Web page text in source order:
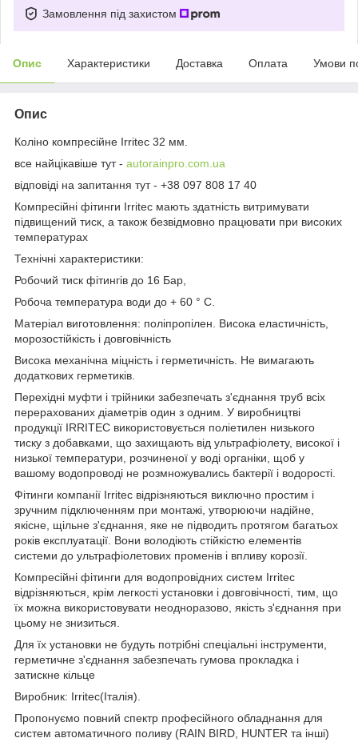
Замовлення під захистом
Опис Характеристики Доставка Оплата Умови
Опис
Коліно компресійне Irritec 32 мм.
все найцікавіше тут - autorainpro.com.ua
відповіді на запитання тут - +38 097 808 17 40
Компресійні фітинги Irritec мають здатність витримувати
підвищений тиск, а також безвідмовно працювати при високих
температурах
Технічні характеристики:
Робочий тиск фітингів до 16 Бар,
Робоча температура води до + 60 ° С.
Матеріал виготовлення: поліпропілен. Висока еластичність,
морозостійкість і довговічність
Висока механічна міцність і герметичність. Не вимагають
додаткових герметиків.
Перехідні муфти і трійники забезпечать з'єднання труб всіх
перерахованих діаметрів один з одним. У виробництві
продукції IRRITEC використовується поліетилен низького
тиску з добавками, що захищають від ультрафіолету, високої і
низької температури, розчиненої у воді органіки, щоб у
вашому водопроводі не розмножувались бактерії і водорості.
Фітинги компанії Irritec відрізняються виключно простим і
зручним підключенням при монтажі, утворюючи надійне,
якісне, щільне з'єднання, яке не підводить протягом багатьох
років експлуатації. Вони володіють стійкістю елементів
системи до ультрафіолетових променів і впливу корозії.
Компресійні фітинги для водопровідних систем Irritec
відрізняються, крім легкості установки і довговічності, тим, що
їх можна використовувати неодноразово, якість з'єднання при
цьому не знизиться.
Для їх установки не будуть потрібні спеціальні інструменти,
герметичне з'єднання забезпечать гумова прокладка і
затискне кільце
Виробник: Irritec(Італія).
Пропонуємо повний спектр професійного обладнання для
систем автоматичного поливу (RAIN BIRD, HUNTER та інші)